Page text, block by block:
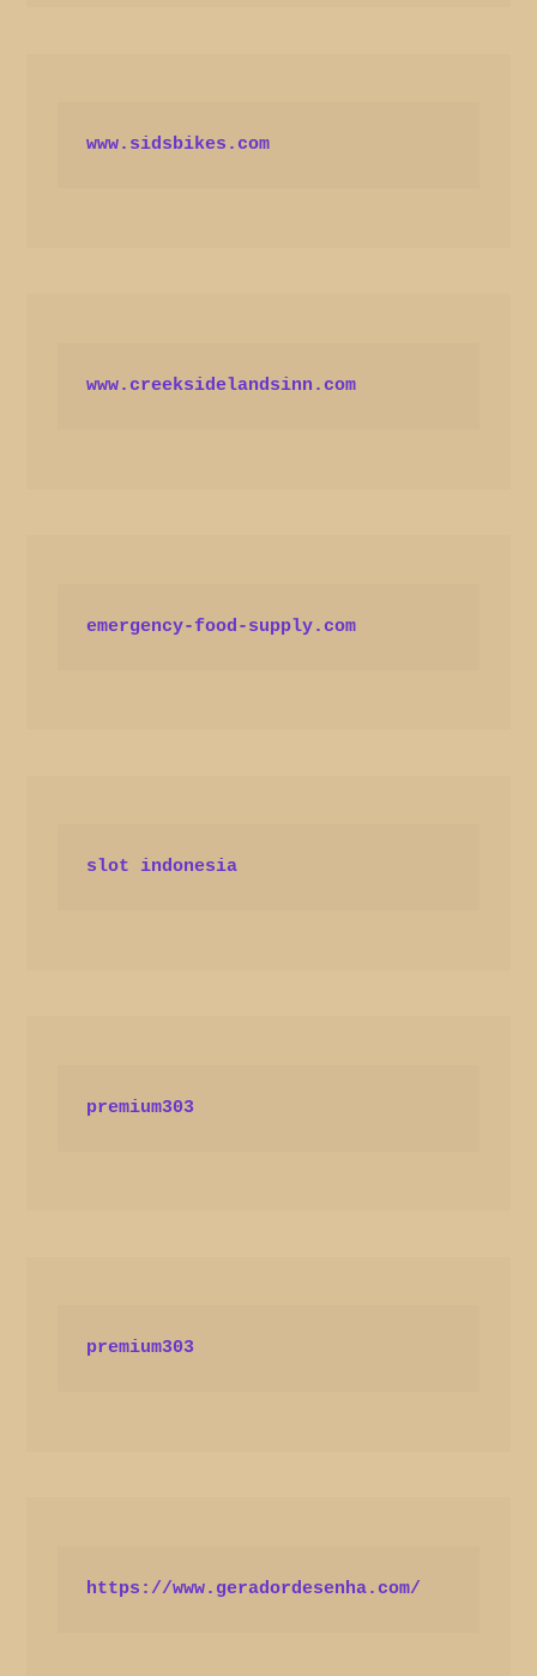
www.sidsbikes.com
www.creeksidelandsinn.com
emergency-food-supply.com
slot indonesia
premium303
premium303
https://www.geradordesenha.com/